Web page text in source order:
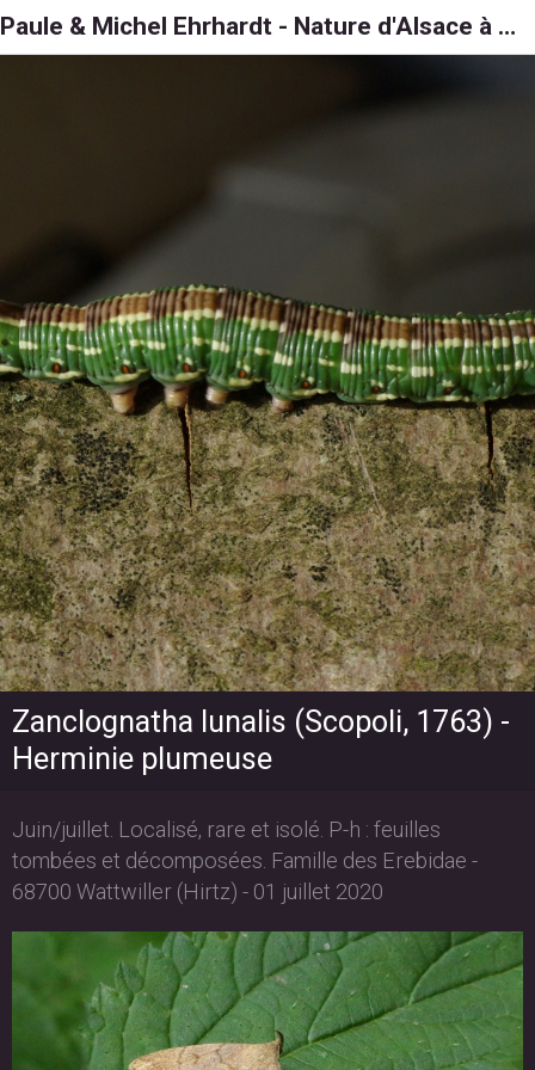
Paule & Michel Ehrhardt - Nature d'Alsace à 6, 8 et 1000 pattes
Zanclognatha lunalis (Scopoli, 1763) -
Herminie plumeuse
Juin/juillet. Localisé, rare et isolé. P-h : feuilles
tombées et décomposées. Famille des Erebidae -
68700 Wattwiller (Hirtz) - 01 juillet 2020